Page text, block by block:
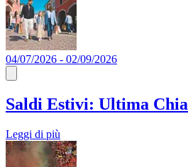
04/07/2026 - 02/09/2026
Saldi Estivi: Ultima
Leggi di più